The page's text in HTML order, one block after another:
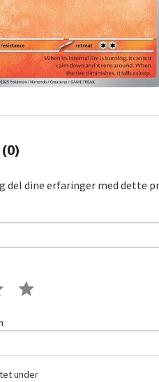
del dine erfaringer med dette
5 star
under